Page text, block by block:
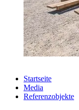
Startseite
Media
Referenzobjekte